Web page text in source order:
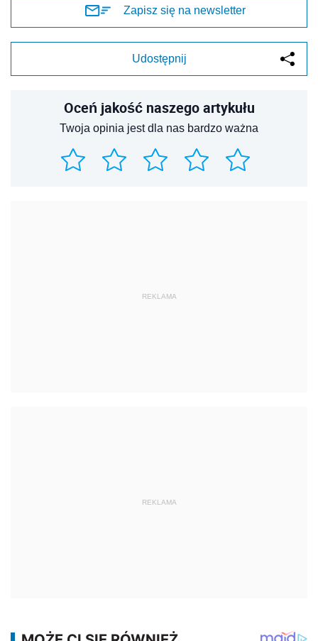
Zapisz się na newsletter
Udostępnij
Oceń jakość naszego artykułu
Twoja opinia jest dla nas bardzo ważna
REKLAMA
REKLAMA